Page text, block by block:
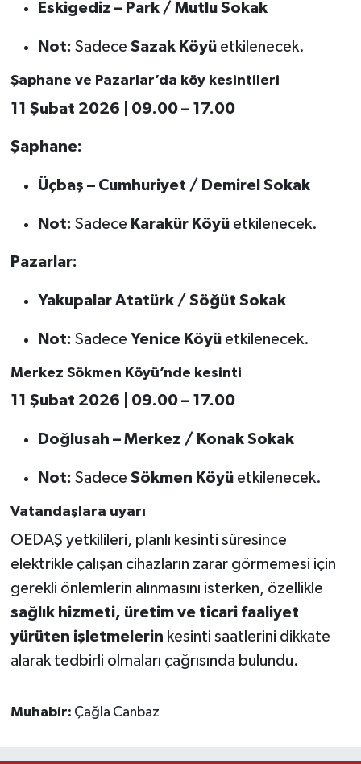
Eskigediz – Park / Mutlu Sokak
Not: Sadece Sazak Köyüetkilenecek.
Şaphane ve Pazarlar’da köy kesintileri
11 Şubat 2026 | 09.00 – 17.00
Şaphane:
Üçbaş – Cumhuriyet / Demirel Sokak
Not: Sadece Karakür Köyüetkilenecek.
Pazarlar:
Yakupalar Atatürk / Söğüt Sokak
Not: Sadece Yenice Köyüetkilenecek.
Merkez Sökmen Köyü’nde kesinti
11 Şubat 2026 | 09.00 – 17.00
Doğlusah – Merkez / Konak Sokak
Not: Sadece Sökmen Köyüetkilenecek.
Vatandaşlara uyarı
OEDAŞ yetkilileri, planlı kesinti süresince
elektrikle çalışan cihazların zarar görmemesi için
gerekli önlemlerin alınmasını isterken, özellikle
sağlık hizmeti, üretim ve ticari faaliyet
yürüten işletmelerin kesinti saatlerini dikkate
alarak tedbirli olmaları çağrısında bulundu.
Muhabir: Çağla Canbaz